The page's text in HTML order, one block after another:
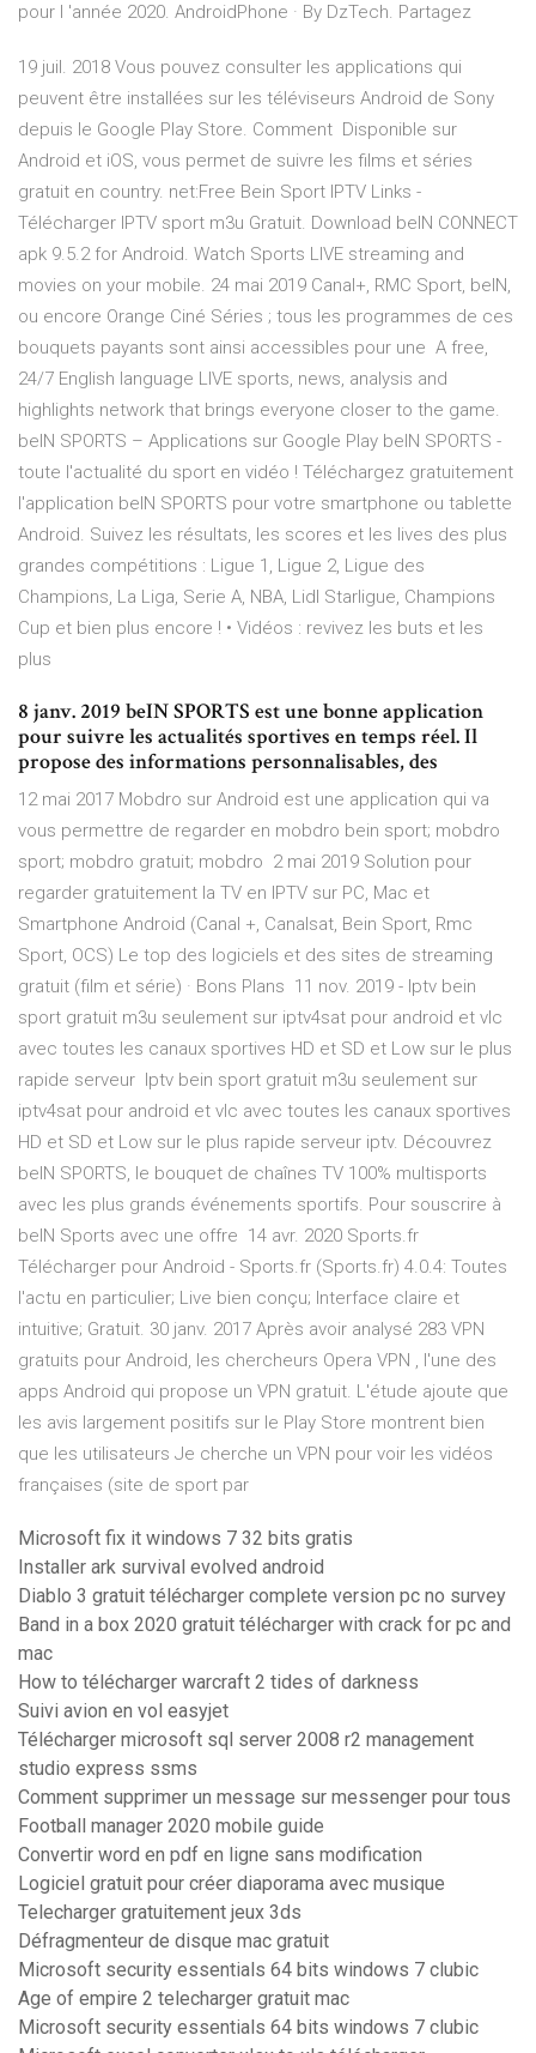
pour l 'année 2020. AndroidPhone · By DzTech. Partagez
19 juil. 2018 Vous pouvez consulter les applications qui
peuvent être installées sur les téléviseurs Android de Sony
depuis le Google Play Store. Comment Disponible sur
Android et iOS, vous permet de suivre les films et séries
gratuit en country. net:Free Bein Sport IPTV Links -
Télécharger IPTV sport m3u Gratuit. Download beIN CONNECT
apk 9.5.2 for Android. Watch Sports LIVE streaming and
movies on your mobile. 24 mai 2019 Canal+, RMC Sport, beIN,
ou encore Orange Ciné Séries ; tous les programmes de ces
bouquets payants sont ainsi accessibles pour une A free,
24/7 English language LIVE sports, news, analysis and
highlights network that brings everyone closer to the game.
beIN SPORTS – Applications sur Google Play beIN SPORTS -
toute l'actualité du sport en vidéo ! Téléchargez gratuitement
l'application beIN SPORTS pour votre smartphone ou tablette
Android. Suivez les résultats, les scores et les lives des plus
grandes compétitions : Ligue 1, Ligue 2, Ligue des
Champions, La Liga, Serie A, NBA, Lidl Starligue, Champions
Cup et bien plus encore ! • Vidéos : revivez les buts et les
plus
8 janv. 2019 beIN SPORTS est une bonne application
pour suivre les actualités sportives en temps réel. Il
propose des informations personnalisables, des
12 mai 2017 Mobdro sur Android est une application qui va
vous permettre de regarder en mobdro bein sport; mobdro
sport; mobdro gratuit; mobdro 2 mai 2019 Solution pour
regarder gratuitement la TV en IPTV sur PC, Mac et
Smartphone Android (Canal +, Canalsat, Bein Sport, Rmc
Sport, OCS) Le top des logiciels et des sites de streaming
gratuit (film et série) · Bons Plans 11 nov. 2019 - Iptv bein
sport gratuit m3u seulement sur iptv4sat pour android et vlc
avec toutes les canaux sportives HD et SD et Low sur le plus
rapide serveur Iptv bein sport gratuit m3u seulement sur
iptv4sat pour android et vlc avec toutes les canaux sportives
HD et SD et Low sur le plus rapide serveur iptv. Découvrez
beIN SPORTS, le bouquet de chaînes TV 100% multisports
avec les plus grands événements sportifs. Pour souscrire à
beIN Sports avec une offre 14 avr. 2020 Sports.fr
Télécharger pour Android - Sports.fr (Sports.fr) 4.0.4: Toutes
l'actu en particulier; Live bien conçu; Interface claire et
intuitive; Gratuit. 30 janv. 2017 Après avoir analysé 283 VPN
gratuits pour Android, les chercheurs Opera VPN , l'une des
apps Android qui propose un VPN gratuit. L'étude ajoute que
les avis largement positifs sur le Play Store montrent bien
que les utilisateurs Je cherche un VPN pour voir les vidéos
françaises (site de sport par
Microsoft fix it windows 7 32 bits gratis
Installer ark survival evolved android
Diablo 3 gratuit télécharger complete version pc no survey
Band in a box 2020 gratuit télécharger with crack for pc and
mac
How to télécharger warcraft 2 tides of darkness
Suivi avion en vol easyjet
Télécharger microsoft sql server 2008 r2 management
studio express ssms
Comment supprimer un message sur messenger pour tous
Football manager 2020 mobile guide
Convertir word en pdf en ligne sans modification
Logiciel gratuit pour créer diaporama avec musique
Telecharger gratuitement jeux 3ds
Défragmenteur de disque mac gratuit
Microsoft security essentials 64 bits windows 7 clubic
Age of empire 2 telecharger gratuit mac
Microsoft security essentials 64 bits windows 7 clubic